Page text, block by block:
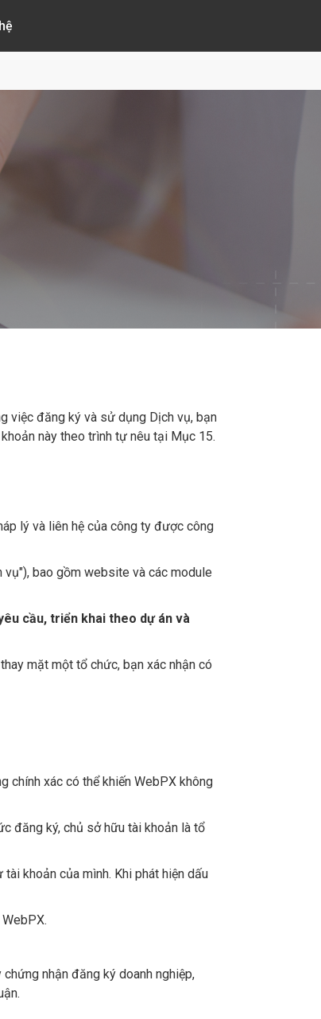
việc đăng ký và sử dụng Dịch vụ, bạn
này theo trình tự nêu tại Mục 15.
lý và liên hệ của công ty được công
vụ"), bao gồm website và các module
cầu, triển khai theo dự án và
mặt một tổ chức, bạn xác nhận có
chính xác có thể khiến WebPX không
đăng ký, chủ sở hữu tài khoản là tổ
khoản của mình. Khi phát hiện dấu
nhận đăng ký doanh nghiệp,